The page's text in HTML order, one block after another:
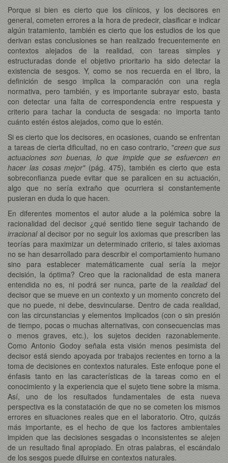
Porque si bien es cierto que los clínicos, y los decisores en
general, cometen errores a la hora de predecir, clasificar e indicar
algún tratamiento, también es cierto que los estudios de los que
derivan estas conclusiones se han realizado frecuentemente en
contextos alejados de la realidad, con tareas simples y
estructuradas donde el objetivo prioritario ha sido detectar la
existencia de sesgos. Y, como se nos recuerda en el libro, la
definición de sesgo implica la comparación con una regla
normativa, pero también, y es importante subrayar esto, basta
con detectar una falta de correspondencia entre respuesta y
criterio para tachar la conducta de sesgada: no importa tanto
cuánto estén éstos alejados, como que lo estén.
Si es cierto que los decisores, en ocasiones, cuando se enfrentan
a tareas de cierta dificultad, no en caso contrario, "creen que sus
actuaciones son buenas, lo que impide que se esfuercen en
hacer las cosas mejor"(pág. 475), también es cierto que esta
sobreconfianza puede evitar que se paralicen en su actuación,
algo que no sería extraño que ocurriera si constantemente
pusieran en duda lo que hacen.
En diferentes momentos el autor alude a la polémica sobre la
racionalidad del decisor ¿qué sentido tiene seguir tachando de
irracional al decisor por no seguir los axiomas que prescriben las
teorías para maximizar un determinado criterio, si tales axiomas
no se han desarrollado para describir el comportamiento humano
sino para establecer matemáticamente cual sería la mejor
decisión, la óptima? Creo que la racionalidad de esta manera
entendida no es, ni podrá ser nunca, parte de la realidaddel
decisor que se mueve en un contexto y un momento concreto del
que no puede, ni debe, desvincularse. Dentro de cada realidad,
con las circunstancias y elementos implicados (con o sin presión
de tiempo, pocas o muchas alternativas, con consecuencias mas
o menos graves, etc.), los sujetos deciden razonablemente.
Como Antonio Godoy señala esta visión menos pesimista del
decisor está siendo apoyada por trabajos recientes en torno a la
toma de decisiones en contextos naturales. Este enfoque pone el
énfasis tanto en las características de la tareas como en el
conocimiento y la experiencia que el sujeto tiene sobre la misma.
Así, uno de los resultados fundamentales de esta nueva
perspectiva es la constatación de que no se cometen los mismos
errores en situaciones reales que en el laboratorio. Otro, quizás
más importante, es el hecho de que los factores ambientales
impiden que las decisiones sesgadas o inconsistentes se alejen
de un resultado final apropiado. En otras palabras, el escándalo
de los sesgos puede diluirse en contextos naturales.